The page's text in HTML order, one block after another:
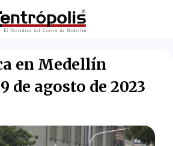
en Medellín
de agosto de 2023